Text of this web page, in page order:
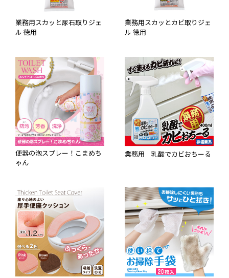
業務用スカッと尿石取りジェ
ル 徳用
業務用スカッとカビ取りジェ
ル 徳用
便器の泡スプレー！こまめち
ゃん
業務用 乳酸でカビおちーる